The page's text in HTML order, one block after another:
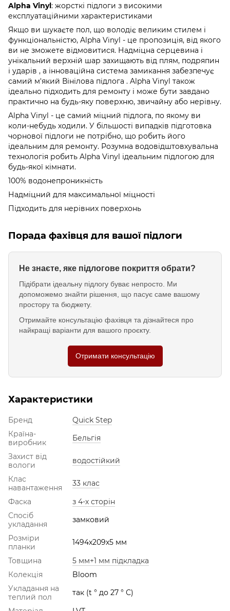
Alpha Vinyl: жорсткі підлоги з високими
експлуатаційними характеристиками
Якщо ви шукаєте пол, що володіє великим стилем і
функціональністю, Alpha Vinyl - це пропозиція, від якого
ви не зможете відмовитися. Надміцна серцевина і
унікальний верхній шар захищають від плям, подряпин
і ударів , а інноваційна система замикання забезпечує
самий м'який Вінілова підлога . Alpha Vinyl також
ідеально підходить для ремонту і може бути завдано
практично на будь-яку поверхню, звичайну або нерівну.
Alpha Vinyl - це самий міцний підлога, по якому ви
коли-небудь ходили. У більшості випадків підготовка
чорнової підлоги не потрібно, що робить його
ідеальним для ремонту. Розумна водовідштовхувальна
технологія робить Alpha Vinyl ідеальним підлогою для
будь-якої кімнати.
100% водонепроникність
Надміцний для максимальної міцності
Підходить для нерівних поверхонь
Порада фахівця для вашої підлоги
Не знаєте, яке підлогове покриття обрати?
Підібрати ідеальну підлогу буває непросто. Ми
допоможемо знайти рішення, що пасує саме вашому
простору та бюджету.
Отримайте консультацію фахівця та дізнайтеся про
найкращі варіанти для вашого проєкту.
Отримати консультацію
Характеристики
Бренд
Quick Step
Країна-
виробник
Бельгія
Захист від
вологи
водостійкий
Клас
навантаження
33 клас
Фаска
з 4-х сторін
Спосіб
укладання
замковий
Розміри
планки
1494х209х5 мм
Товщина
5 мм+1 мм підкладка
Колекція
Bloom
Укладання на
теплий пол
так (t ° до 27 ° С)